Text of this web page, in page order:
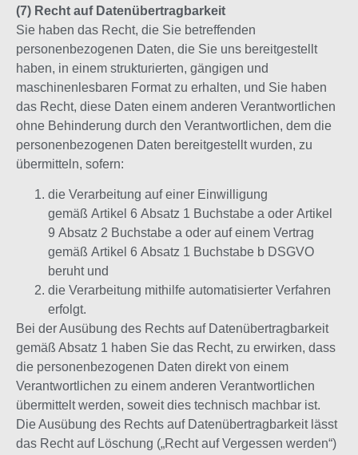
(7) Recht auf Datenübertragbarkeit
Sie haben das Recht, die Sie betreffenden
personenbezogenen Daten, die Sie uns bereitgestellt
haben, in einem strukturierten, gängigen und
maschinenlesbaren Format zu erhalten, und Sie haben
das Recht, diese Daten einem anderen Verantwortlichen
ohne Behinderung durch den Verantwortlichen, dem die
personenbezogenen Daten bereitgestellt wurden, zu
übermitteln, sofern:
die Verarbeitung auf einer Einwilligung
gemäß Artikel 6 Absatz 1 Buchstabe a oder Artikel
9 Absatz 2 Buchstabe a oder auf einem Vertrag
gemäß Artikel 6 Absatz 1 Buchstabe b DSGVO
beruht und
die Verarbeitung mithilfe automatisierter Verfahren
erfolgt.
Bei der Ausübung des Rechts auf Datenübertragbarkeit
gemäß Absatz 1 haben Sie das Recht, zu erwirken, dass
die personenbezogenen Daten direkt von einem
Verantwortlichen zu einem anderen Verantwortlichen
übermittelt werden, soweit dies technisch machbar ist.
Die Ausübung des Rechts auf Datenübertragbarkeit lässt
das Recht auf Löschung („Recht auf Vergessen werden“)